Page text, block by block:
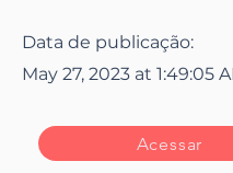
Data de publicação:
May 27, 2023 at 1:49:05
Acessar